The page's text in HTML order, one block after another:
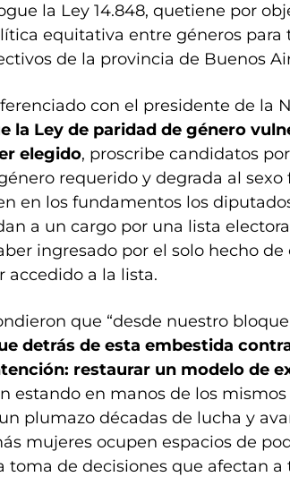
la Ley 14.848, quetiene por
equitativa entre géneros para
de la provincia de Buenos
con el presidente de la
la Ley de paridad de género
elegido, proscribe candidatos
requerido y degrada al
en los fundamentos los
a un cargo por una lista
ingresado por el solo hecho
accedido a la lista.
que “desde nuestro
detrás de esta embestida
restaurar un modelo de
estando en manos de los
plumazo décadas de lucha y
mujeres ocupen espacios de
toma de decisiones que afectan a